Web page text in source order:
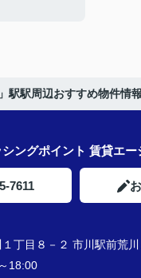
駅駅周辺おすすめ物件
ングポイント 賃貸エ
7611
丁目８－２ 市川駅前荒
18:00